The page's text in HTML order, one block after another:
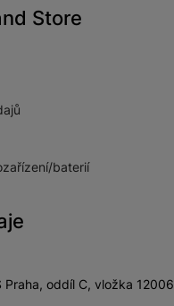
Store
baterií
Praha, oddíl C, vložka 12006